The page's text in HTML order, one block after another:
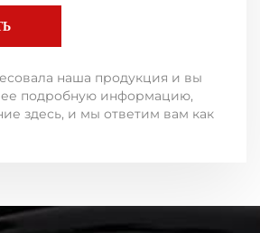
наша продукция и вы
подробную информацию,
здесь, и мы ответим вам как